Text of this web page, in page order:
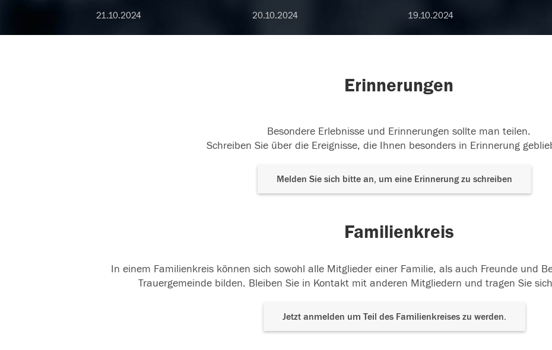
21.10.2024 20.10.2024 19.10.2024
Erinnerungen
Besondere Erlebnisse und Erinnerungen sollte man teilen.
Schreiben Sie über die Ereignisse, die Ihnen besonders in Erinnerung
Melden Sie sich bitte an, um eine Erinnerung zu schreiben
Familienkreis
In einem Familienkreis können sich sowohl alle Mitglieder einer Familie, als auch Freunde und
Trauergemeinde bilden. Bleiben Sie in Kontakt mit anderen Mitgliedern und tragen Sie
Jetzt anmelden um Teil des Familienkreises zu werden.